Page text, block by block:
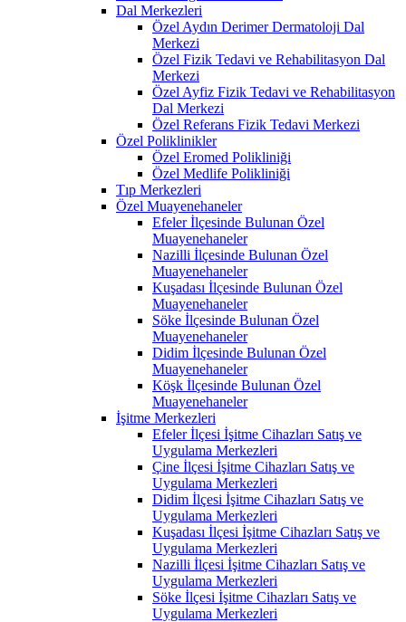
Dal Merkezleri
Özel Aydın Derimer Dermatoloji Dal
Merkezi
Özel Fizik Tedavi ve Rehabilitasyon Dal
Merkezi
Özel Ayfiz Fizik Tedavi ve Rehabilitasyon
Dal Merkezi
Özel Referans Fizik Tedavi Merkezi
Özel Poliklinikler
Özel Eromed Polikliniği
Özel Medlife Polikliniği
Tıp Merkezleri
Özel Muayenehaneler
Efeler İlçesinde Bulunan Özel
Muayenehaneler
Nazilli İlçesinde Bulunan Özel
Muayenehaneler
Kuşadası İlçesinde Bulunan Özel
Muayenehaneler
Söke İlçesinde Bulunan Özel
Muayenehaneler
Didim İlçesinde Bulunan Özel
Muayenehaneler
Köşk İlçesinde Bulunan Özel
Muayenehaneler
İşitme Merkezleri
Efeler İlçesi İşitme Cihazları Satış ve
Uygulama Merkezleri
Çine İlçesi İşitme Cihazları Satış ve
Uygulama Merkezleri
Didim İlçesi İşitme Cihazları Satış ve
Uygulama Merkezleri
Kuşadası İlçesi İşitme Cihazları Satış ve
Uygulama Merkezleri
Nazilli İlçesi İşitme Cihazları Satış ve
Uygulama Merkezleri
Söke İlçesi İşitme Cihazları Satış ve
Uygulama Merkezleri